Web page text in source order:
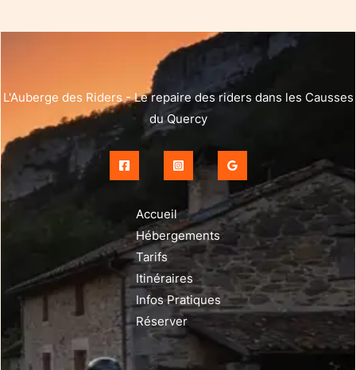
L'Auberge des Riders - Le repaire des riders dans les Causses
du Quercy
Accueil
Hébergements
Tarifs
Itinéraires
Infos Pratiques
Réserver